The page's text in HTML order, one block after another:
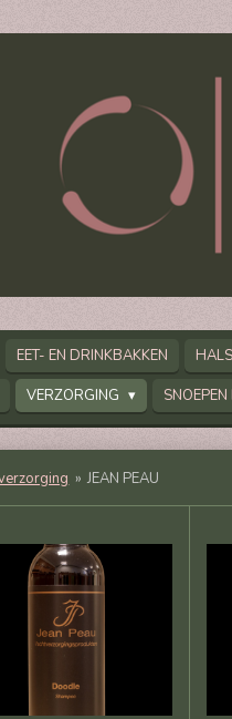
EET- EN DRINKBAKKEN
VERZORGING
» JEAN PEAU